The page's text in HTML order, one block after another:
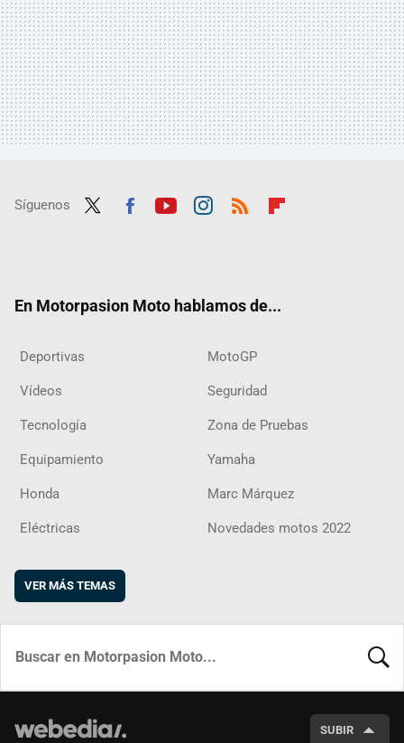
Síguenos
En Motorpasion Moto hablamos de...
Deportivas MotoGP
Vídeos Seguridad
Tecnología Zona de Pruebas
Equipamiento Yamaha
Honda Marc Márquez
Eléctricas Novedades motos 2022
VER MÁS TEMAS
SUBIR